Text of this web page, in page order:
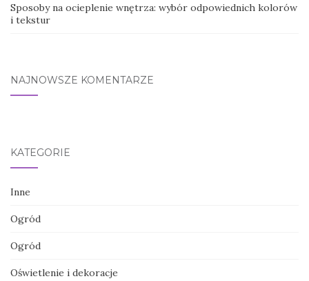
Sposoby na ocieplenie wnętrza: wybór odpowiednich kolorów
i tekstur
NAJNOWSZE KOMENTARZE
KATEGORIE
Inne
Ogród
Ogród
Oświetlenie i dekoracje